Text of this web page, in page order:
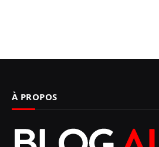
À PROPOS